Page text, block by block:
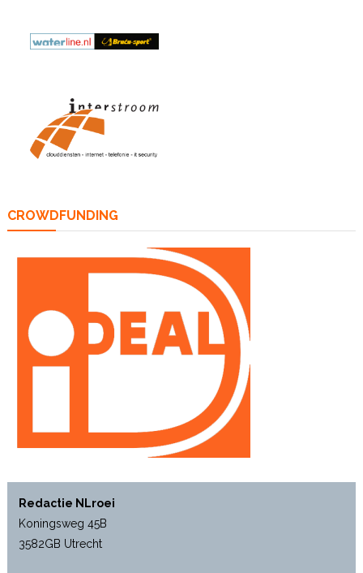
CROWDFUNDING
Redactie NLroei
Koningsweg 45B
3582GB Utrecht